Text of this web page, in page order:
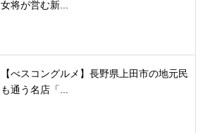
女将が営む新...
【べスコングルメ】長野県上田市の地元民
も通う名店「...